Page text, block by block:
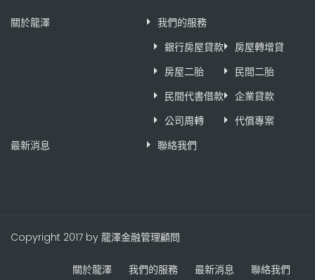
關於龍澤
我們的服務
銀行房屋貸款
房屋轉增貸
房屋二胎
民間二胎
民間代書借款
企業貸款
公司周轉
代償專案
最新消息
聯絡我們
Copyright 2017 by 龍澤金融管理顧問
關於龍澤 我們的服務 最新消息 聯絡我們